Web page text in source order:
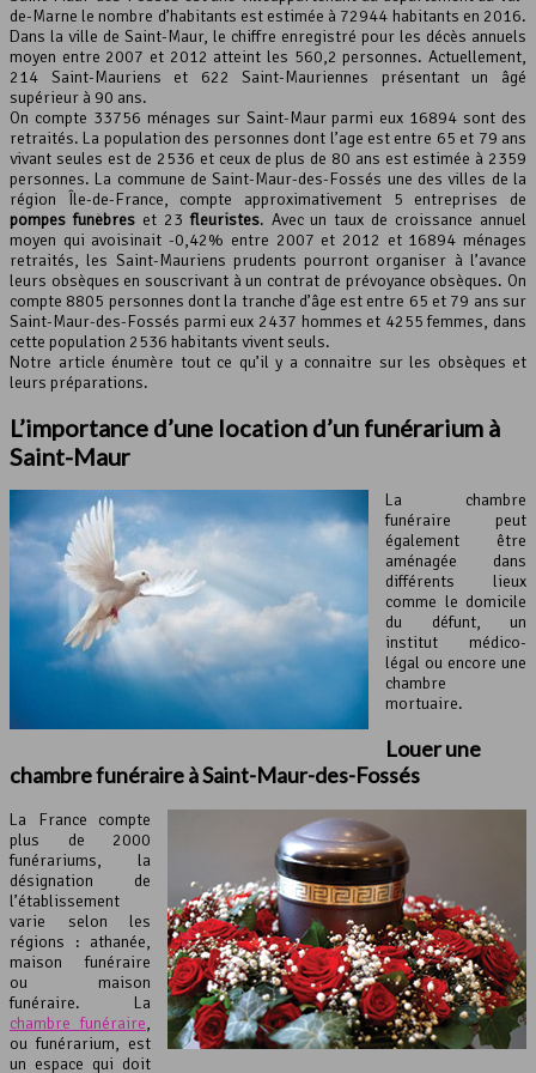
Leaflet, ©OpenStreetMapcontributeurs
de-Marne le nombre d’habitants est estimée à 72944 habitants en 2016.
Dans la ville de Saint-Maur, le chiffre enregistré pour les décès annuels
moyen entre 2007 et 2012 atteint les 560,2 personnes. Actuellement,
214 Saint-Mauriens et 622 Saint-Mauriennes présentant un âgé
supérieur à 90 ans.
On compte 33756 ménages sur Saint-Maur parmi eux 16894 sont des
retraités. La population des personnes dont l’age est entre 65 et 79 ans
vivant seules est de 2536 et ceux de plus de 80 ans est estimée à 2359
personnes. La commune de Saint-Maur-des-Fossés une des villes de la
région Île-de-France, compte approximativement 5 entreprises de
pompes funèbreset 23fleuristes. Avec un taux de croissance annuel
moyen qui avoisinait -0,42% entre 2007 et 2012 et 16894 ménages
retraités, les Saint-Mauriens prudents pourront organiser à l’avance
leurs obsèques en souscrivant à un contrat de prévoyance obsèques. On
compte 8805 personnes dont la tranche d’âge est entre 65 et 79 ans sur
Saint-Maur-des-Fossés parmi eux 2437 hommes et 4255 femmes, dans
cette population 2536 habitants vivent seuls.
Notre article énumère tout ce qu’il y a connaitre sur les obsèques et
leurs préparations.
L’importance d’une location d’un funérarium à
Saint-Maur
La chambre
funéraire peut
également être
aménagée dans
différents lieux
comme le domicile
du défunt, un
institut médico-
légal ou encore une
chambre
mortuaire.
Louer une
chambre funéraireà Saint-Maur-des-Fossés
La France compte
plus de 2000
funérariums, la
désignation de
l’établissement
varie selon les
régions : athanée,
maison funéraire
ou maison
funéraire. La
chambre funéraire,
ou funérarium, est
un espace qui doit